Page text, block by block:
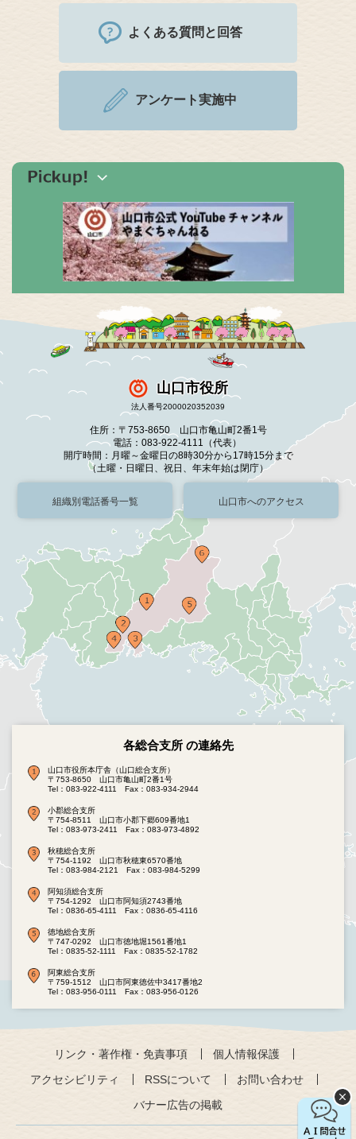
よくある質問と回答
アンケート実施中
山口市役所
法人番号2000020352039
住所：〒753-8650 山口市亀山町2番1号
電話：083-922-4111（代表）
開庁時間：月曜～金曜日の8時30分から17時15分まで
（土曜・日曜日、祝日、年末年始は閉庁）
組織別電話番号一覧 山口市へのアクセス
各総合支所 の連絡先
山口市役所本庁舎（山口総合支所）
〒753-8650 山口市亀山町2番1号
Tel：083-922-4111
Fax：083-934-2944
小郡総合支所
〒754-8511 山口市小郡下郷609番地1
Tel：083-973-2411
Fax：083-973-4892
秋穂総合支所
〒754-1192 山口市秋穂東6570番地
Tel：083-984-2121
Fax：083-984-5299
阿知須総合支所
〒754-1292 山口市阿知須2743番地
Tel：0836-65-4111
Fax：0836-65-4116
徳地総合支所
〒747-0292 山口市徳地堀1561番地1
Tel：0835-52-1111
Fax：0835-52-1782
阿東総合支所
〒759-1512 山口市阿東徳佐中3417番地2
Tel：083-956-0111
Fax：083-956-0126
リンク・著作権・免責事項
個人情報保護
アクセシビリティ
RSSについて
お問い合わせ
バナー広告の掲載